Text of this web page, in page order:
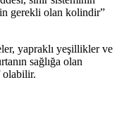
gerekli olan kolindir”
yapraklı yeşillikler ve
sağlığa olan
olabilir.